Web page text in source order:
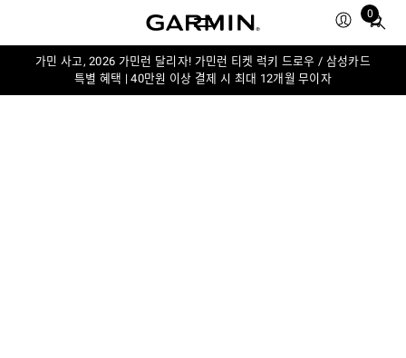
0
Total
in
가민 사고, 2026 가민런 달리자! 가민런 티켓 럭키 드로우 / 삼성카드
특별 혜택 | 40만원 이상 결제 시 최대 12개월 무이자